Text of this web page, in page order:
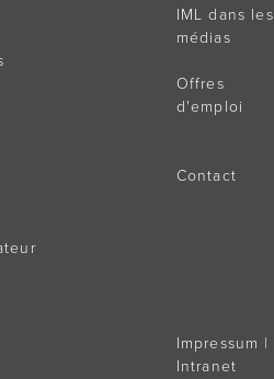
IML dans les
médias
Offres
d'emploi
Contact
Impressum |
Intranet